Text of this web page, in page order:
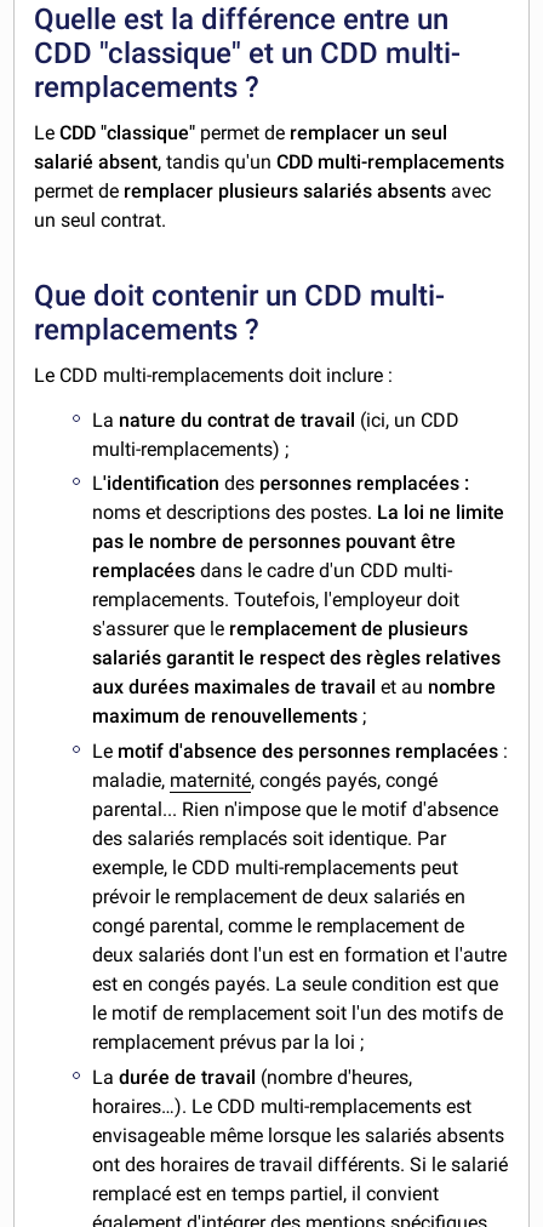
Quelle est la différence entre un
CDD "classique" et un CDD multi-
remplacements ?
LeCDD "classique" permet de remplacer un seul
salarié absent, tandis qu'unCDD multi-remplacements
permet de remplacer plusieurs salariés absents avec
un seul contrat.
Que doit contenir un CDD multi-
remplacements ?
Le CDD multi-remplacements doit inclure :
La nature du contrat de travail (ici, un CDD
multi-remplacements) ;
L'identification des personnes remplacées :
noms et descriptions des postes. La loi ne limite
pas le nombre de personnes pouvant être
remplacéesdans le cadre d'un CDD multi-
remplacements. Toutefois, l'employeur doit
s'assurer que le remplacement de plusieurs
salariés garantit le respect des règles relatives
aux durées maximales de travailet au nombre
maximum de renouvellements ;
Le motif d'absence des personnes remplacées :
maladie, maternité, congés payés, congé
parental... Rien n'impose que le motif d'absence
des salariés remplacés soit identique. Par
exemple, le CDD multi-remplacements peut
prévoir le remplacement de deux salariés en
congé parental, comme le remplacement de
deux salariés dont l'un est en formation et l'autre
est en congés payés. La seule condition est que
le motif de remplacement soit l'un des motifs de
remplacement prévus par la loi ;
La durée de travail (nombre d'heures,
horaires…). Le CDD multi-remplacements est
envisageable même lorsque les salariés absents
ont des horaires de travail différents. Si le salarié
remplacé est en temps partiel, il convient